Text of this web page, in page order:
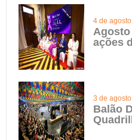
4 de
Agosto
ações
3 de
Balão